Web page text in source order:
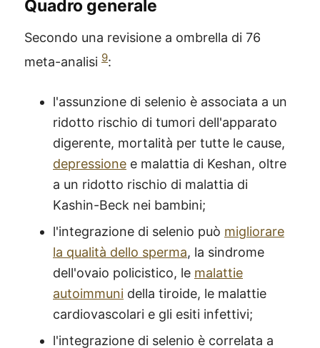
Quadro generale
Secondo una revisione a ombrella di 76
meta-analisi 9:
l'assunzione di selenio è associata a un
ridotto rischio di tumori dell'apparato
digerente, mortalità per tutte le cause,
depressione e malattia di Keshan, oltre
a un ridotto rischio di malattia di
Kashin-Beck nei bambini;
l'integrazione di selenio può migliorare
la qualità dello sperma, la sindrome
dell'ovaio policistico, le malattie
autoimmuni della tiroide, le malattie
cardiovascolari e gli esiti infettivi;
l'integrazione di selenio è correlata a